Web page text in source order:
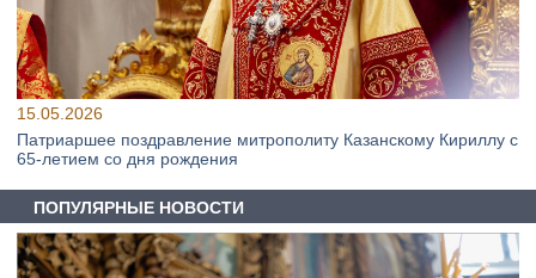
15.05.2026
Патриаршее поздравление митрополиту Казанскому Кириллу с
65-летием со дня рождения
ПОПУЛЯРНЫЕ НОВОСТИ